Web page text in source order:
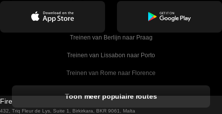
Treinen van Berlijn naar Praag
Treinen van Lissabon naar Porto
Treinen van Rome naar Florence
Treinen van Sevilla naar Barcelona
Toon meer populaire routes
Firebird GT Limited (OC 1451)
432, Triq Fleur de Lys, Suite 1, Birkirkara, BKR 9061, Malta